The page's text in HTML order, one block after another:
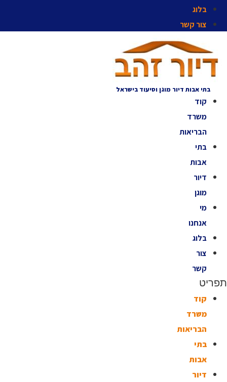
בלוג
צור קשר
בתי אבות דיור מוגן וסיעוד בישראל
קוד
משרד
הבריאות
בתי
אבות
דיור
מוגן
מי
אנחנו
בלוג
צור
קשר
תפריט
קוד
משרד
הבריאות
בתי
אבות
דיור